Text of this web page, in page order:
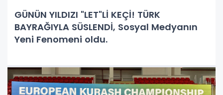
GÜNÜN YILDIZI "LET"Lİ KEÇİ! TÜRK
BAYRAĞIYLA SÜSLENDİ, Sosyal Medyanın
Yeni Fenomeni oldu.